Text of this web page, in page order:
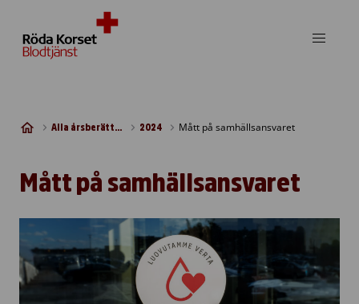
Alla årsberättelser 2024 Mått på samhällsansvaret
Mått på samhällsansvaret